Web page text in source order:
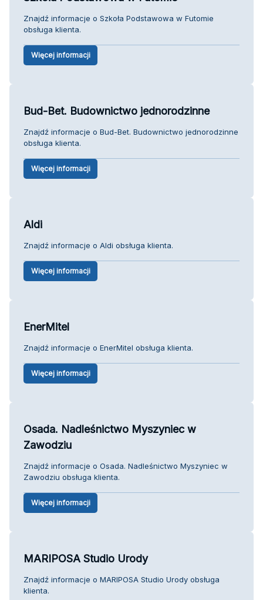
Znajdź informacje o Szkoła Podstawowa w Futomie
obsługa klienta.
Więcej informacji
Bud-Bet. Budownictwo jednorodzinne
Znajdź informacje o Bud-Bet. Budownictwo jednorodzinne
obsługa klienta.
Więcej informacji
Aldi
Znajdź informacje o Aldi obsługa klienta.
Więcej informacji
EnerMitel
Znajdź informacje o EnerMitel obsługa klienta.
Więcej informacji
Osada. Nadleśnictwo Myszyniec w
Zawodziu
Znajdź informacje o Osada. Nadleśnictwo Myszyniec w
Zawodziu obsługa klienta.
Więcej informacji
MARIPOSA Studio Urody
Znajdź informacje o MARIPOSA Studio Urody obsługa
klienta.